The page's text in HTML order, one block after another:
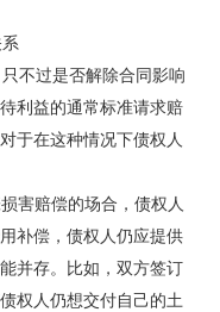
不过是否解除合同影响
利益的通常标准请求赔
于在这种情况下债权人
害赔偿的场合，债权人
补偿，债权人仍应提供
并存。比如，双方签订
权人仍想交付自己的土